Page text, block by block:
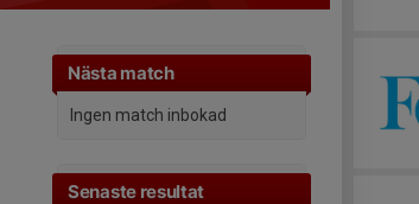
Nästa match
Ingen match inbokad
Senaste resultat